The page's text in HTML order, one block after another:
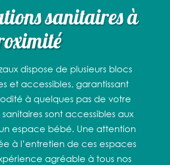
sanitaires à
dispose de plusieurs blocs
et accessibles, garantissant
à quelques pas de votre
sont accessibles aux
espace bébé. Une attention
à l’entretien de ces espaces
agréable à tous nos